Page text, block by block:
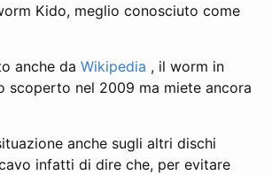
Kido, meglio conosciuto come
anche da Wikipedia , il worm in
scoperto nel 2009 ma miete ancora
anche sugli altri dischi
infatti di dire che, per evitare